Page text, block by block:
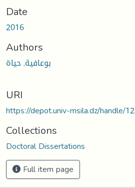
Date
2016
Authors
بوعافية, حياة
URI
https://depot.univ-msila.dz/handle/
Collections
Doctoral Dissertations
Full item page